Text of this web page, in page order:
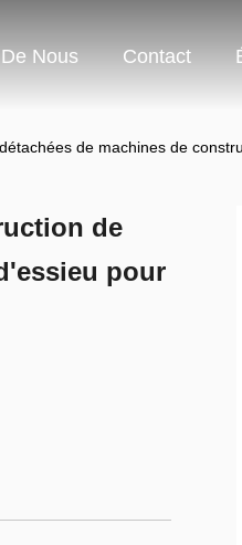
Nous Contact
de machines de
de
pour